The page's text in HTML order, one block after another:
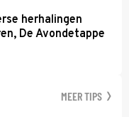
herhalingen
De Avondetappe
MEER TIPS